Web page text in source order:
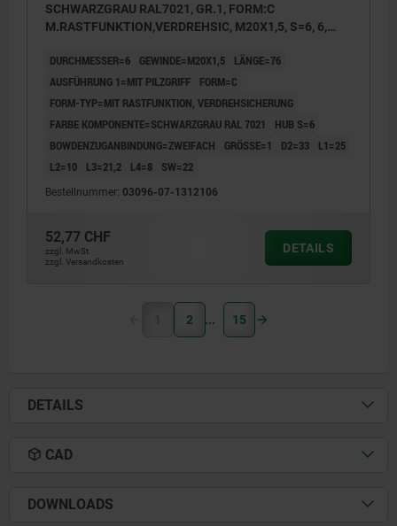
SCHWARZGRAU RAL7021, GR.1, FORM:C
M.RASTFUNKTION,VERDREHSIC, M20X1,5, S=6, 6,
DURCHMESSER=6 GEWINDE=M20X1,5
LÄNGE=76
AUSFÜHRUNG 1=MIT PILZGRIFF
FORM=C
FORM-TYP=MIT RASTFUNKTION, VERDREHSICHERUNG
FARBE KOMPONENTE=SCHWARZGRAU RAL 7021
HUB S=6
BOWDENZUGANBINDUNG=ZWEIFACH
GRÖSSE=1 D2=33
L1=25
L2=10
L3=21,2 L4=8 SW=22
Bestellnummer: 03096-07-1312106
52,77 CHF
zzgl. MwSt.
zzgl. Versandkosten
DETAILS
1 2 15
DETAILS
CAD
DOWNLOADS